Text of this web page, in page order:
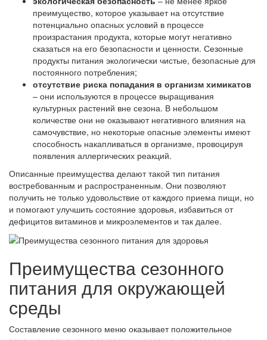
преимущество, которое указывает на отсутствие
потенциально опасных условий в процессе
произрастания продукта, которые могут негативно
сказаться на его безопасности и ценности. Сезонные
продукты питания экологически чистые, безопасные для
постоянного потребления;
отсутствие риска попадания в организм химикатов
– они используются в процессе выращивания
культурных растений вне сезона. В небольшом
количестве они не оказывают негативного влияния на
самочувствие, но некоторые опасные элементы имеют
способность накапливаться в организме, провоцируя
появления аллергических реакций.
Описанные преимущества делают такой тип питания
востребованным и распространенным. Они позволяют
получить не только удовольствие от каждого приема пищи, но
и помогают улучшить состояние здоровья, избавиться от
дефицитов витаминов и микроэлементов и так далее.
Преимущества сезонного
питания для окружающей
среды
Составление сезонного меню оказывает положительное